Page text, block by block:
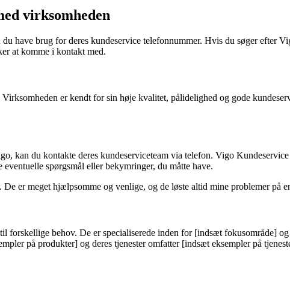
virksomheden
have brug for deres kundeservice telefonnummer. Hvis du søger efter
at komme i kontakt med.
er kendt for sin høje kvalitet, pålidelighed og gode
kan du kontakte deres kundeserviceteam via telefon. Vigo
spørgsmål eller bekymringer, du måtte have.
er meget hjælpsomme og venlige, og de løste altid mine problemer på
forskellige behov. De er specialiserede inden for [indsæt fokusområde]
på produkter] og deres tjenester omfatter [indsæt eksempler på